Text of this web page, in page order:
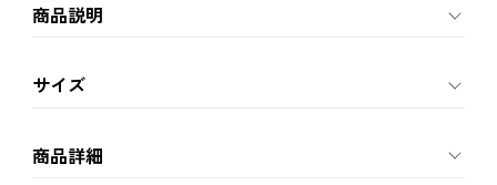
商品説明
サイズ
商品詳細